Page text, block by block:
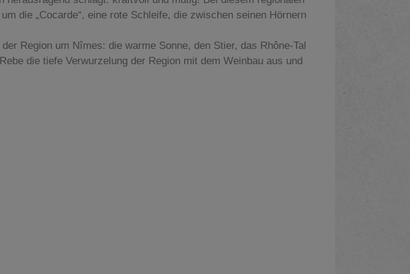
die „Cocarde“, eine rote Schleife, die zwischen seinen Hörnern
Region um Nîmes: die warme Sonne, den Stier, das Rhône-Tal
die tiefe Verwurzelung der Region mit dem Weinbau aus und